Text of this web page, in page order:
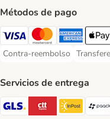
Métodos de pago
Visa Payment Method
Mastercard Payment
AmericanApple
Contra-reembolso
Contra-reembolso Payment
Servicios de entrega
GLS Shipping Method
CTTExpress